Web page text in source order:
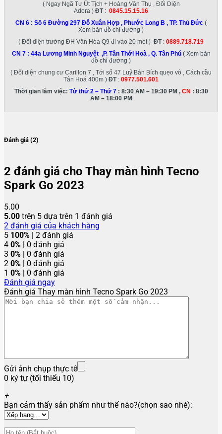
( Ngay Ngã Tư Út Tịch + Hoàng Văn Thụ , Đối Diện
Adora ) ĐT: 0845.15.15.16
CN 6 : Số 6 Đường 297 Đỗ Xuân Hợp , Phước Long B , TP. Thủ Đức (
Xem bản đồ chỉ đường )
( Đối diện trường ĐH Văn Hóa Q9 đi vào 20 met ) ĐT: 0889.718.719
CN 7 : 44a Lương Minh Nguyệt ,P. Tân Thới Hoà , Q. Tân Phú ( Xem bản
đồ chỉ đường )
( Đối diện chung cư Carillon 7 , Tới số 47 Luỹ Bán Bích quẹo vô , Cách cầu
Tân Hoá 400m ) ĐT: 0977.501.601
Thời gian làm việc: Từ thứ 2 – Thứ 7: 8:30 AM – 19:30 PM , CN : 8:30
AM – 18:00 PM
Đánh giá (2)
2 đánh giá cho Thay màn hình Tecno
Spark Go 2023
5.00
5.00 trên 5 dựa trên 1 đánh giá
2 đánh giá của khách hàng
5 100% | 2 đánh giá
4 0% | 0 đánh giá
3 0% | 0 đánh giá
2 0% | 0 đánh giá
1 0% | 0 đánh giá
Đánh giá ngay
Đánh giá Thay màn hình Tecno Spark Go 2023
Gửi ảnh chụp thực tế
0 ký tự (tối thiểu 10)
+
Bạn cảm thấy sản phẩm như thế nào?(chọn sao nhé):